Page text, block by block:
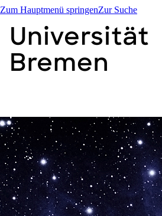
Zum Hauptmenü springenZur Suche